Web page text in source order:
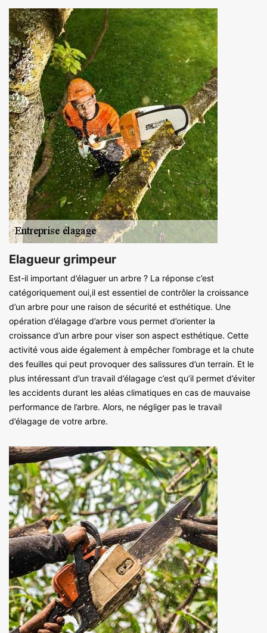
Elagueur grimpeur
Est-il important d’élaguer un arbre ? La réponse c’est
catégoriquement oui,il est essentiel de contrôler la croissance
d’un arbre pour une raison de sécurité et esthétique. Une
opération d’élagage d’arbre vous permet d’orienter la
croissance d’un arbre pour viser son aspect esthétique. Cette
activité vous aide également à empêcher l’ombrage et la chute
des feuilles qui peut provoquer des salissures d’un terrain. Et le
plus intéressant d’un travail d’élagage c’est qu’il permet d’éviter
les accidents durant les aléas climatiques en cas de mauvaise
performance de l’arbre. Alors, ne négliger pas le travail
d’élagage de votre arbre.